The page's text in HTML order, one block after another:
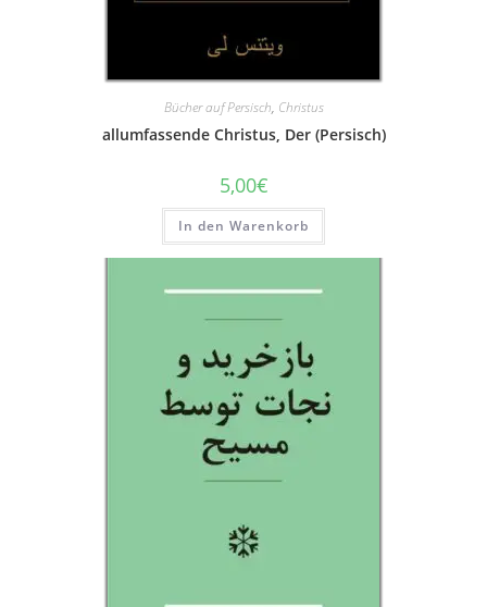
Bücher auf Persisch, Christus
allumfassende Christus, Der (Persisch)
5,00€
In den Warenkorb